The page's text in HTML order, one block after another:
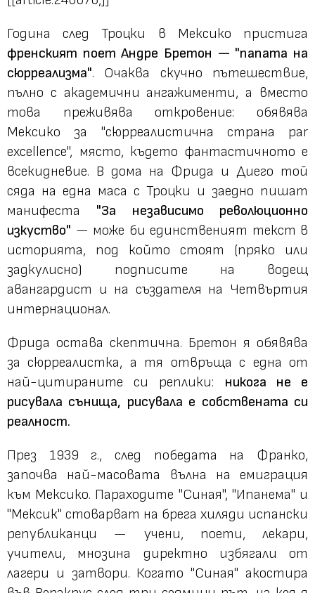
Година след Троцки в Мексико пристига
френският поет Андре Бретон — "папата на
сюрреализма". Очаква скучно пътешествие,
пълно с академични ангажименти, а вместо
това преживява откровение: обявява
Мексико за "сюрреалистична страна par
excellence", място, където фантастичното е
всекидневие. В дома на Фрида и Диего той
сяда на една маса с Троцки и заедно пишат
манифеста "За независимо революционно
изкуство" — може би единственият текст в
историята, под който стоят (пряко или
задкулисно) подписите на водещ
авангардист и на създателя на Четвъртия
интернационал.
Фрида остава скептична. Бретон я обявява
за сюрреалистка, а тя отвръща с една от
най-цитираните си реплики: никога не е
рисувала сънища, рисувала е собствената си
реалност.
През 1939 г., след победата на Франко,
започва най-масовата вълна на емиграция
към Мексико. Параходите "Синая", "Ипанема" и
"Мексик" стоварват на брега хиляди испански
републиканци — учени, поети, лекари,
учители, мнозина директно избягали от
лагери и затвори. Когато "Синая" акостира